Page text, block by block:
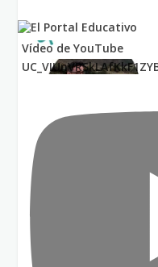
Vídeo de YouTube